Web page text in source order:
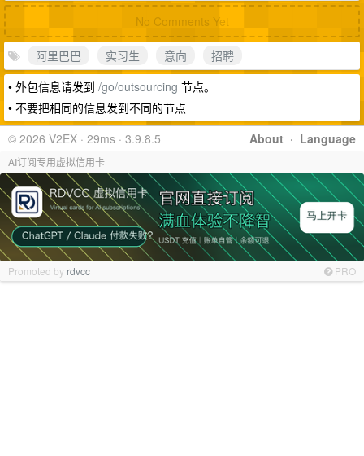
No Comments Yet
阿里巴巴 实习生 意向
招聘
• 外包信息请发到 /go/outsourcing 节点。
• 不要把相同的信息发到不同的节点
About · Language
© 2026 V2EX · 29ms · 3.9.8.5
AI订阅专用虚拟信用卡
Promoted by rdvcc PRO